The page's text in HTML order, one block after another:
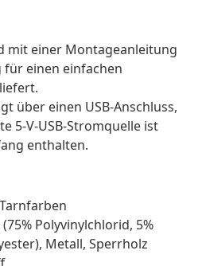
mit einer Montageanleitung
für einen einfachen
über einen USB-Anschluss,
5-V-USB-Stromquelle ist
enthalten.
Polyvinylchlorid, 5%
Metall, Sperrholz